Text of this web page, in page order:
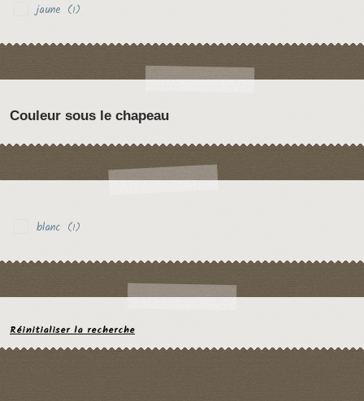
jaune (1)
Couleur sous le chapeau
blanc (1)
Réinitialiser la recherche